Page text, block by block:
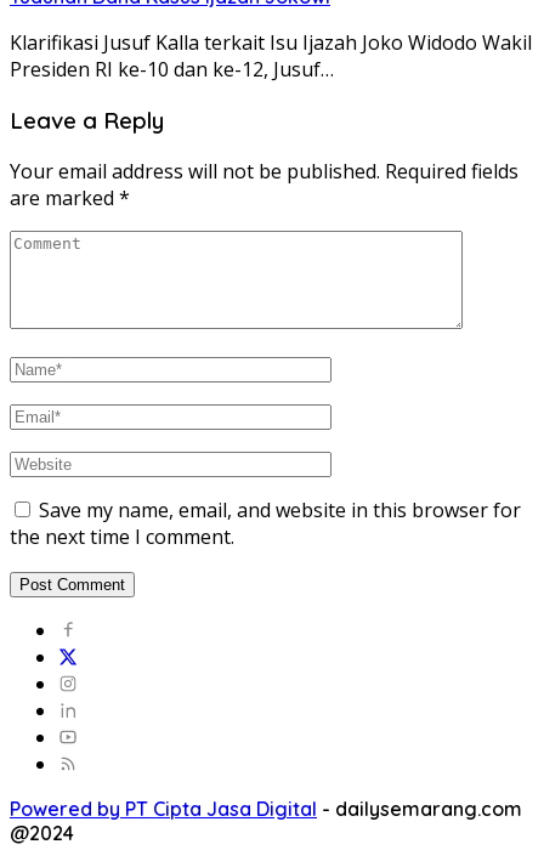
Klarifikasi Jusuf Kalla terkait Isu Ijazah Joko Widodo Wakil
Presiden RI ke-10 dan ke-12, Jusuf…
Leave a Reply
Your email address will not be published. Required fields
are marked *
Save my name, email, and website in this browser for
the next time I comment.
Powered by PT Cipta Jasa Digital - dailysemarang.com
@2024